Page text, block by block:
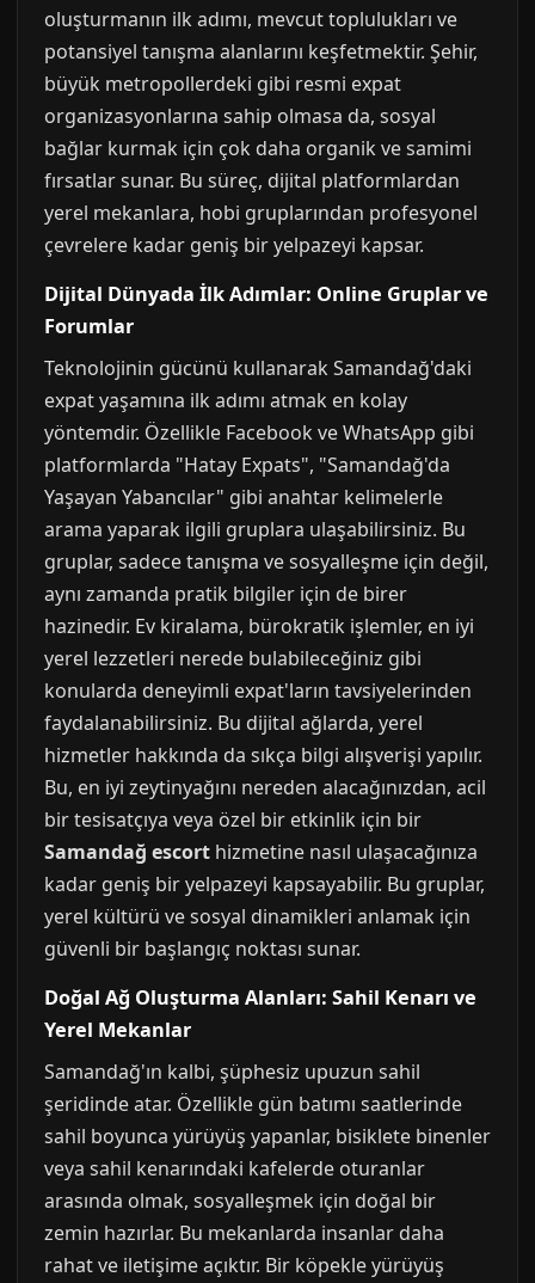
oluşturmanın ilk adımı, mevcut toplulukları ve
potansiyel tanışma alanlarını keşfetmektir. Şehir,
büyük metropollerdeki gibi resmi expat
organizasyonlarına sahip olmasa da, sosyal
bağlar kurmak için çok daha organik ve samimi
fırsatlar sunar. Bu süreç, dijital platformlardan
yerel mekanlara, hobi gruplarından profesyonel
çevrelere kadar geniş bir yelpazeyi kapsar.
Dijital Dünyada İlk Adımlar: Online Gruplar ve
Forumlar
Teknolojinin gücünü kullanarak Samandağ'daki
expat yaşamına ilk adımı atmak en kolay
yöntemdir. Özellikle Facebook ve WhatsApp gibi
platformlarda "Hatay Expats", "Samandağ'da
Yaşayan Yabancılar" gibi anahtar kelimelerle
arama yaparak ilgili gruplara ulaşabilirsiniz. Bu
gruplar, sadece tanışma ve sosyalleşme için değil,
aynı zamanda pratik bilgiler için de birer
hazinedir. Ev kiralama, bürokratik işlemler, en iyi
yerel lezzetleri nerede bulabileceğiniz gibi
konularda deneyimli expat'ların tavsiyelerinden
faydalanabilirsiniz. Bu dijital ağlarda, yerel
hizmetler hakkında da sıkça bilgi alışverişi yapılır.
Bu, en iyi zeytinyağını nereden alacağınızdan, acil
bir tesisatçıya veya özel bir etkinlik için bir
Samandağ escort hizmetine nasıl ulaşacağınıza
kadar geniş bir yelpazeyi kapsayabilir. Bu gruplar,
yerel kültürü ve sosyal dinamikleri anlamak için
güvenli bir başlangıç noktası sunar.
Doğal Ağ Oluşturma Alanları: Sahil Kenarı ve
Yerel Mekanlar
Samandağ'ın kalbi, şüphesiz upuzun sahil
şeridinde atar. Özellikle gün batımı saatlerinde
sahil boyunca yürüyüş yapanlar, bisiklete binenler
veya sahil kenarındaki kafelerde oturanlar
arasında olmak, sosyalleşmek için doğal bir
zemin hazırlar. Bu mekanlarda insanlar daha
rahat ve iletişime açıktır. Bir köpekle yürüyüş